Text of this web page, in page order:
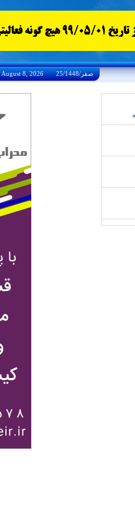
Saturday, August 8, 2026 25/صفر/1448